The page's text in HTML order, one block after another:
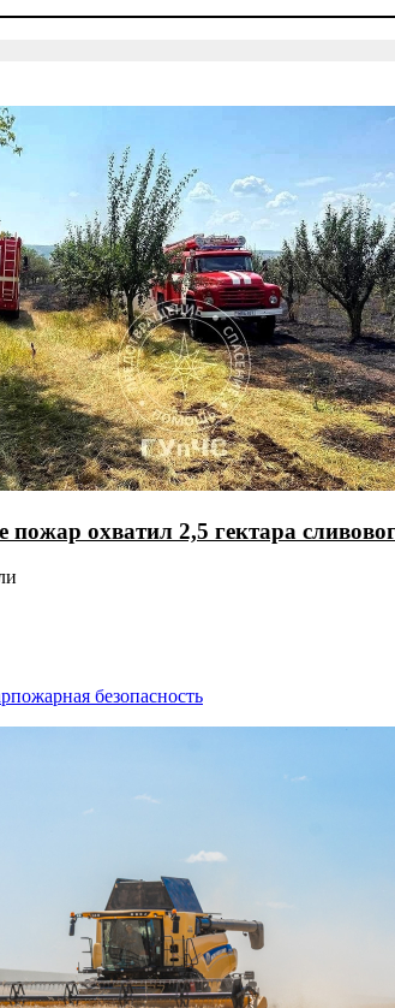
охватил 2,5 гектара
пожарная безопасность